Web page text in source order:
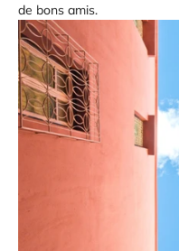
de bons amis.